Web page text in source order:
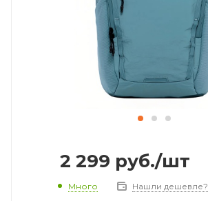
2 299 руб./шт
Много Нашли дешевле?